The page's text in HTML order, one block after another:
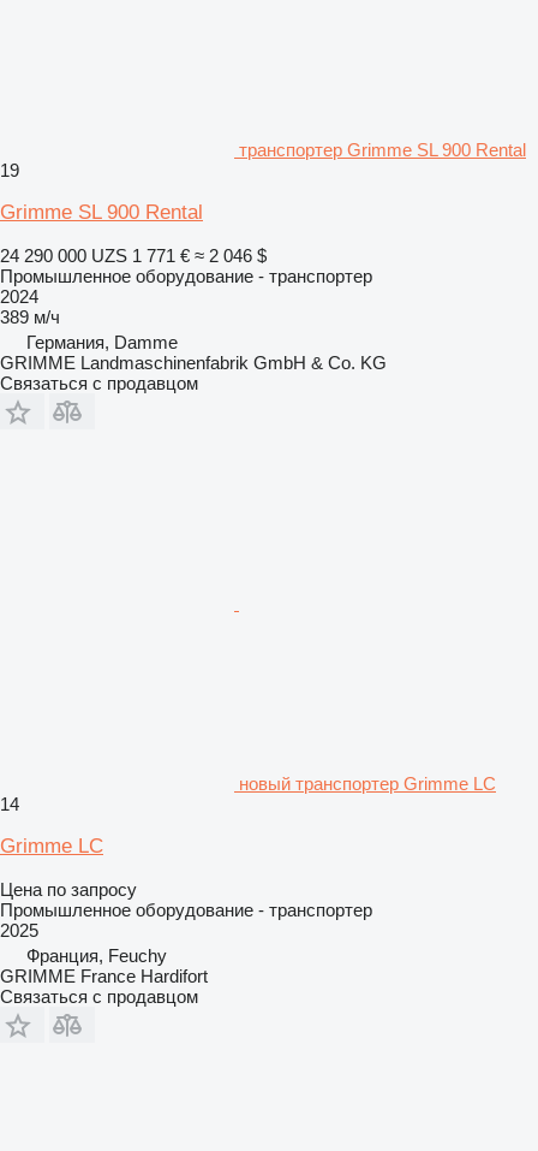
транспортер Grimme SL 900 Rental
19
Grimme SL 900 Rental
24 290 000 UZS 1 771 € ≈ 2 046 $
Промышленное оборудование - транспортер
2024
389 м/ч
Германия, Damme
GRIMME Landmaschinenfabrik GmbH & Co. KG
Связаться с продавцом
новый транспортер Grimme LC
14
Grimme LC
Цена по запросу
Промышленное оборудование - транспортер
2025
Франция, Feuchy
GRIMME France Hardifort
Связаться с продавцом